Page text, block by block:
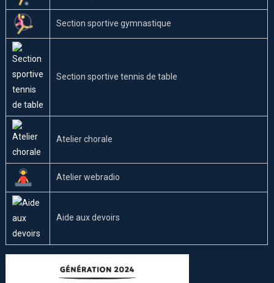
Section sportive gymnastique
Section sportive tennis de table
Atelier chorale
Atelier webradio
Aide aux devoirs